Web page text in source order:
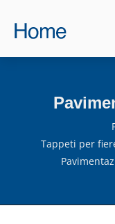
Tappeti per